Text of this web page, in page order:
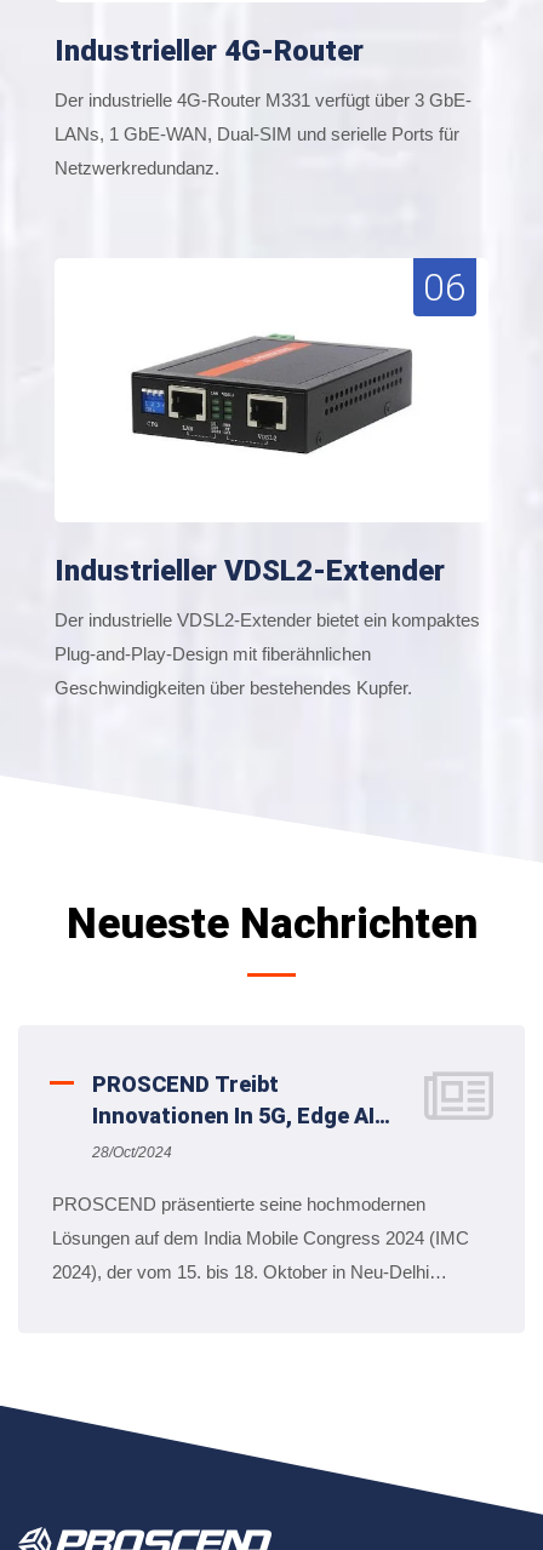
Industrieller 4G-Router
Der industrielle 4G-Router M331 verfügt über 3 GbE-
LANs, 1 GbE-WAN, Dual-SIM und serielle Ports für
Netzwerkredundanz.
06
Industrieller VDSL2-Extender
Der industrielle VDSL2-Extender bietet ein kompaktes
Plug-and-Play-Design mit fiberähnlichen
Geschwindigkeiten über bestehendes Kupfer.
Neueste Nachrichten
PROSCEND Treibt
Innovationen In 5G, Edge AI
Und Cybersicherheit Auf Der
28/Oct/2024
PROSCEND präsentierte seine hochmodernen
Lösungen auf dem India Mobile Congress 2024 (IMC
2024), der vom 15. bis 18. Oktober in Neu-Delhi
und treibt die digitale Transformation in Indiens Smart
Cities mit einem starken Fokus auf Innovation,